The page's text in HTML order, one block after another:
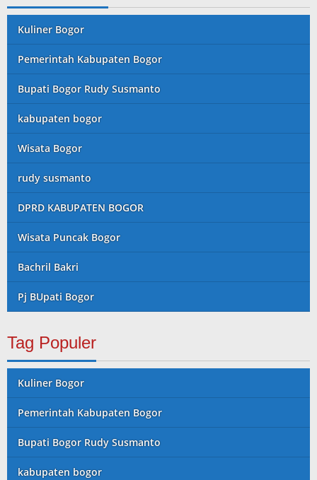
Kuliner Bogor
Pemerintah Kabupaten Bogor
Bupati Bogor Rudy Susmanto
kabupaten bogor
Wisata Bogor
rudy susmanto
DPRD KABUPATEN BOGOR
Wisata Puncak Bogor
Bachril Bakri
Pj BUpati Bogor
Tag Populer
Kuliner Bogor
Pemerintah Kabupaten Bogor
Bupati Bogor Rudy Susmanto
kabupaten bogor